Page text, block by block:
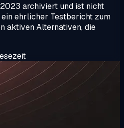
archiviert und ist nicht
ehrlicher Testbericht zum
aktiven Alternativen, die